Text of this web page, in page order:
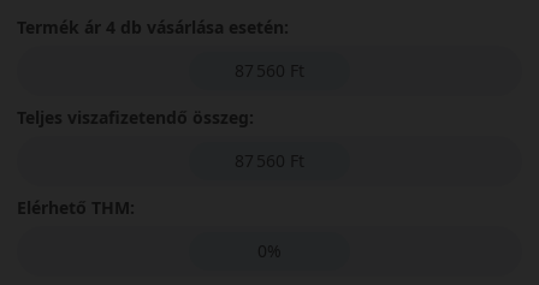
Termék ár 4 db vásárlása esetén:
87 560 Ft
Teljes viszafizetendő összeg:
87 560 Ft
Elérhető THM:
0%